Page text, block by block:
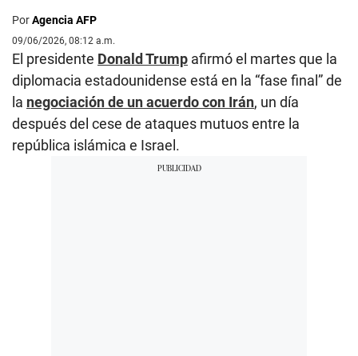
PorAgencia AFP
09/06/2026, 08:12 a.m.
El presidente Donald Trump afirmó el martes que la
diplomacia estadounidense está en la “fase final” de
la negociación de un acuerdo con Irán, un día
después del cese de ataques mutuos entre la
república islámica e Israel.